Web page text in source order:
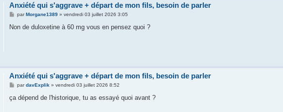
Anxiété qui s'aggrave + départ de mon fils, besoin de parler
M
s
parMorgane1389» vendredi 03 juillet 2026 3:05
Non de duloxetine à 60 mg vous en pensez quoi ?
Anxiété qui s'aggrave + départ de mon fils, besoin de parler
M
s
pardavExplik» vendredi 03 juillet 2026 8:52
ça dépend de l'historique, tu as essayé quoi avant ?